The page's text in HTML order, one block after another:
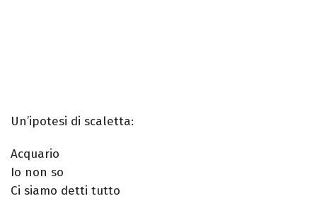
Un’ipotesi di scaletta:
Acquario
Io non so
Ci siamo detti tutto